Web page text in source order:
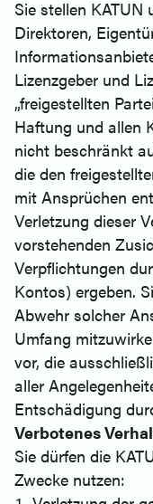
Sie stellen KATUN
Direktoren,
Lizenzgeber und
„freigestellten
Haftung und allen
nicht beschränkt
die den
mit Ansprüchen
Verletzung dieser
vorstehenden
Verpflichtungen
Kontos) ergeben.
Abwehr solcher
Umfang
vor, die
aller
Entschädigung
Verbotenes
Sie dürfen die
Zwecke nutzen: